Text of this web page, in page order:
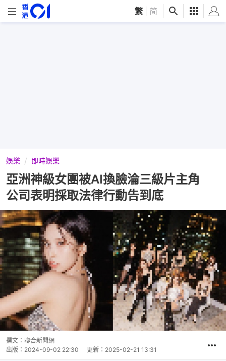
繁 简
娛樂 即時娛樂
亞洲神級女團被AI換臉淪三級片主角
公司表明採取法律行動告到底
撰文： 聯合新聞網
出版： 2024-09-02 22:30 更新： 2025-02-21 13:31